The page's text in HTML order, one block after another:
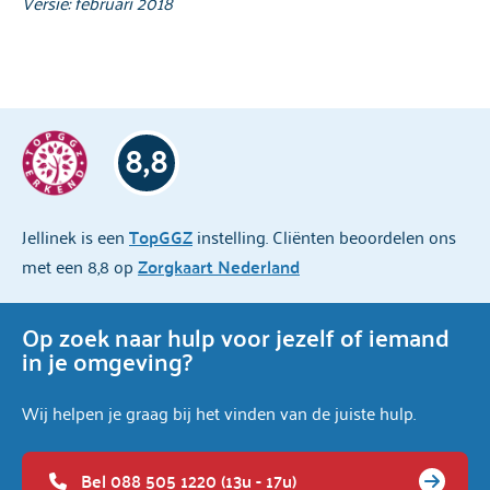
Jellinek is eenTopGGZinstelling. Cliënten beoordelen ons
met een 8,8 opZorgkaart Nederland
8,8
Op zoek naar hulp voor jezelf of iemand
in je omgeving?
Wij helpen je graag bij het vinden van de juiste hulp.
Bel 088 505 1220 (13u - 17u)